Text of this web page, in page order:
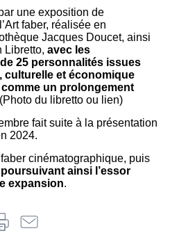
une exposition de
faber, réalisée en
Jacques Doucet, ainsi
Libretto, avec les
25 personnalités issues
culturelle et économique
un prolongement
du libretto ou lien)
fait suite à la présentation
2024.
cinématographique, puis
poursuivant ainsi l’essor
expansion.